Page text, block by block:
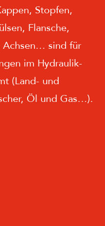
Stopfen,
Flansche,
sind für
im Hydraulik-
(Land- und
Öl und Gas…).